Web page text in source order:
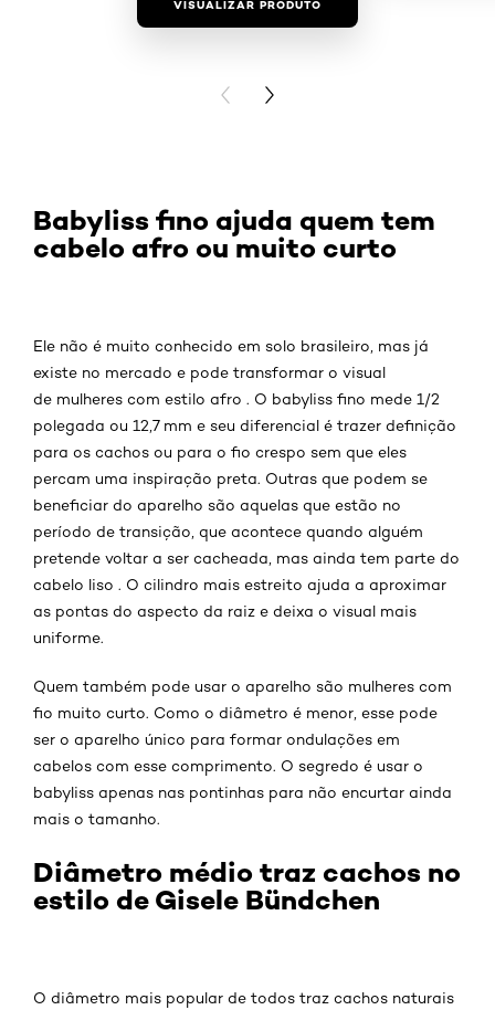
VISUALIZAR PRODUTO
PREVIOUS CARD
NEXT CARD
Babyliss fino ajuda quem tem
cabelo afro ou muito curto
Ele não é muito conhecido em solo brasileiro, mas já
existe no mercado e pode transformar o visual
de mulheres com estilo afro . O babyliss fino mede 1/2
polegada ou 12,7 mm e seu diferencial é trazer definição
para os cachos ou para o fio crespo sem que eles
percam uma inspiração preta. Outras que podem se
beneficiar do aparelho são aquelas que estão no
período de transição, que acontece quando alguém
pretende voltar a ser cacheada, mas ainda tem parte do
cabelo liso . O cilindro mais estreito ajuda a aproximar
as pontas do aspecto da raiz e deixa o visual mais
uniforme.
Quem também pode usar o aparelho são mulheres com
fio muito curto. Como o diâmetro é menor, esse pode
ser o aparelho único para formar ondulações em
cabelos com esse comprimento. O segredo é usar o
babyliss apenas nas pontinhas para não encurtar ainda
mais o tamanho.
Diâmetro médio traz cachos no
estilo de Gisele Bündchen
O diâmetro mais popular de todos traz cachos naturais